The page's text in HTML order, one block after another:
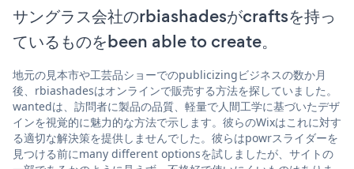
サングラス会社のrbiashadesがcraftsを持っ
ているものをbeen able to create。
地元の見本市や工芸品ショーでのpublicizingビジネスの数か月
後、rbiashadesはオンラインで販売する方法を探していました。
wantedは、訪問者に製品の品質、軽量で人間工学に基づいたデザ
インを視覚的に魅力的な方法で示します。彼らのWixはこれに対す
る適切な解決策を提供しませんでした。彼らはpowrスライダーを
見つける前にmany different optionsを試しましたが、サイトの